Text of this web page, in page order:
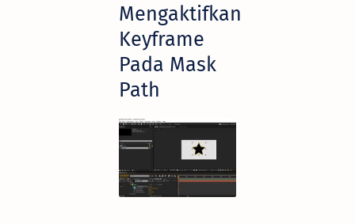
Mengaktifkan
Keyframe
Pada Mask
Path